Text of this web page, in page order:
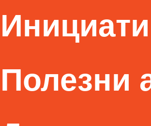
Полезни